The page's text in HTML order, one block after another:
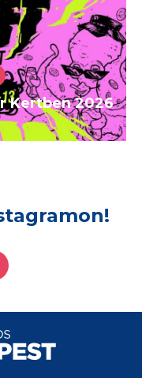
Kertben 2026